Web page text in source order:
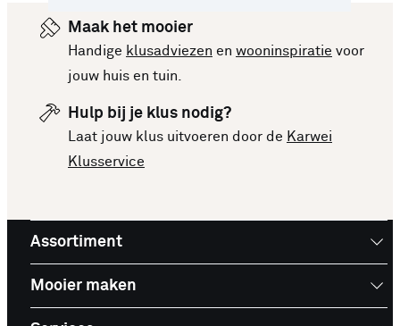
Maak het mooier
Handige klusadviezen en wooninspiratie voor
jouw huis en tuin.
Hulp bij je klus nodig?
Laat jouw klus uitvoeren door de Karwei
Klusservice
Assortiment
Mooier maken